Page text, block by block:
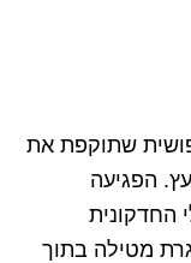
שתוקפת את
הפגיעה
החדקונית
מטילה בתוך